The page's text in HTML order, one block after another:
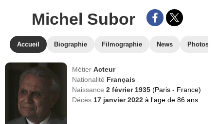
Michel Subor
Accueil Biographie Filmographie News Photos
MétierActeur
Nationalité Français
Naissance2 février 1935(Paris - France)
Décès 17 janvier 2022à l'age de 86 ans